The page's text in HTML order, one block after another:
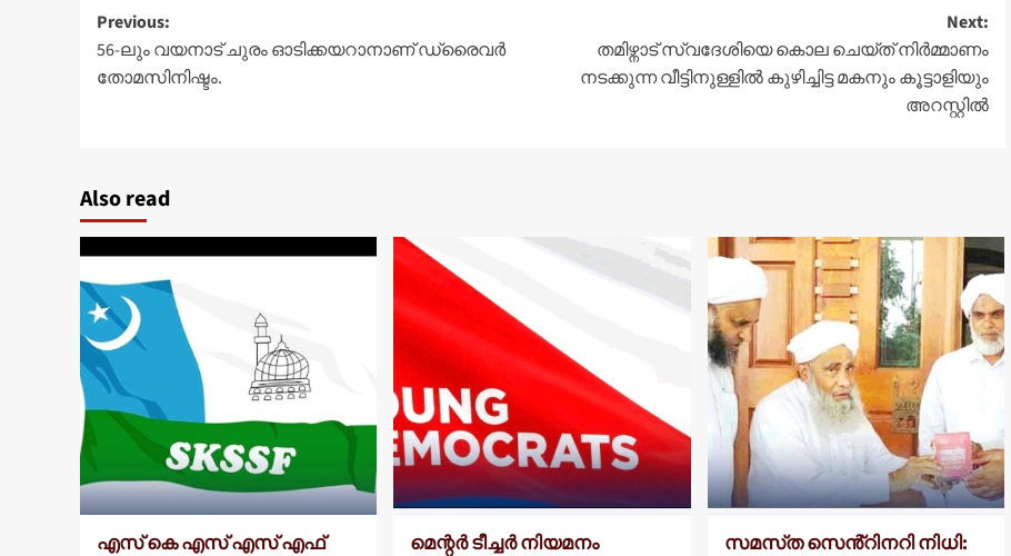
Post
navigation
Previous:
56-ലും വയനാട് ചുരം ഓടിക്കയറാനാണ് ഡ്രൈവർ
തോമസിനിഷ്ടം.
Next:
തമിഴ്നാട് സ്വദേശിയെ കൊല ചെയ്ത് നിർമ്മാണം
നടക്കുന്ന വീട്ടിനുള്ളിൽ കുഴിച്ചിട്ട മകനും കൂട്ടാളിയും
അറസ്റ്റിൽ
Also read
എസ് കെ എസ് എസ് എഫ്
മെന്റർ ടീച്ചർ നിയമനം
സമസ്‌ത സെൻ്റിനറി നിധി: